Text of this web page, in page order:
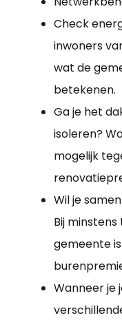
Check
inwoners
wat de
betekenen.
Ga je het
isoleren?
mogelijk
Wil je
Bij
gemeente
Wanneer je